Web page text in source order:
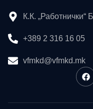
К.К.
+389 2 316 16 05
vfmkd@vfmkd.mk